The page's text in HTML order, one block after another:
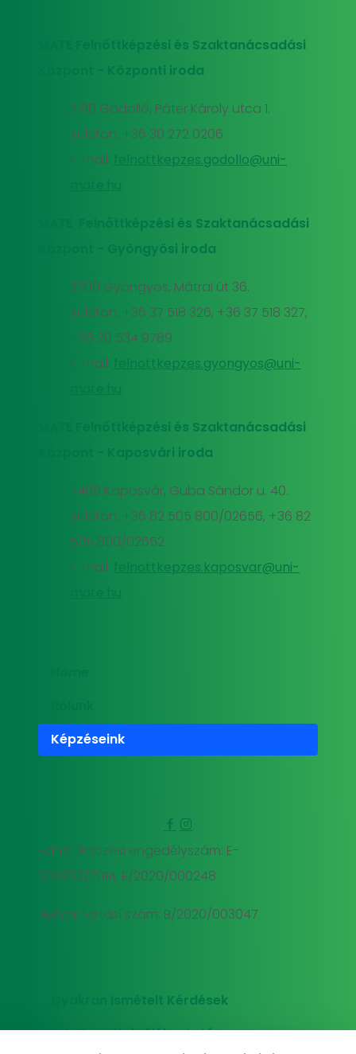
MATE Felnőttképzési és Szaktanácsadási
Központ - Központi iroda
2100 Gödöllő, Páter Károly utca 1.
Telefon: +36 30 272 0206
E-mail:
felnottkepzes.godollo@uni-
MATE Felnőttképzési és Szaktanácsadási
Központ - Gyöngyösi iroda
3200 Gyöngyös, Mátrai út 36.
Telefon: +36 37 518 326, +36 37 518 327,
+36 20 534 9789
E-mail:
felnottkepzes.gyongyos@uni-
MATE Felnőttképzési és Szaktanácsadási
Központ - Kaposvári iroda
7400 Kaposvár, Guba Sándor u. 40.
Telefon: +36 82 505 800/02656, +36 82
505 800/02652
E-mail:
felnottkepzes.kaposvar@uni-
Képzéseink
Felnőttképzési engedélyszám: E-
000293/2014, E/2020/000248
Nyilvántartási szám: B/2020/003047
Gyakran Ismételt Kérdések
Adatkezelési tájékoztató